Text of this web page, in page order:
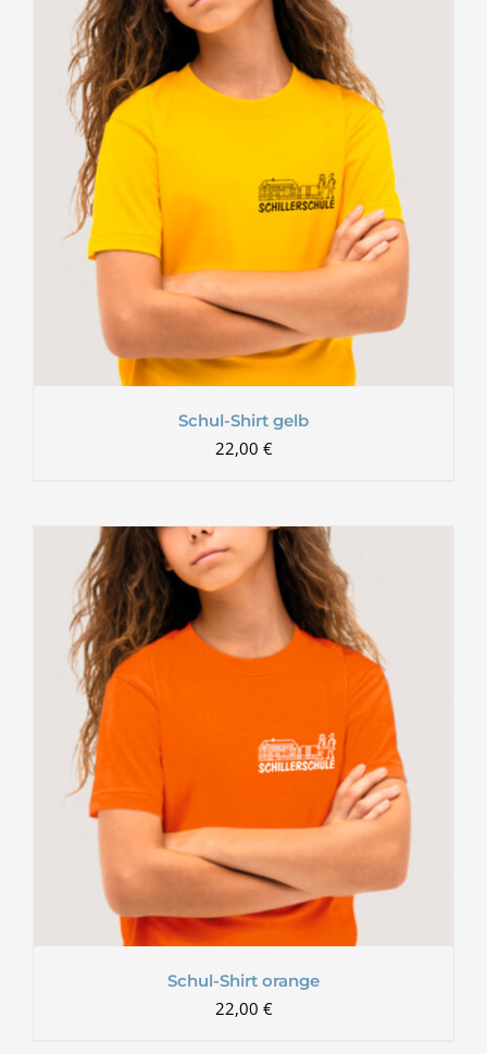
Schul-Shirt gelb
22,00 €
Schul-Shirt orange
22,00 €